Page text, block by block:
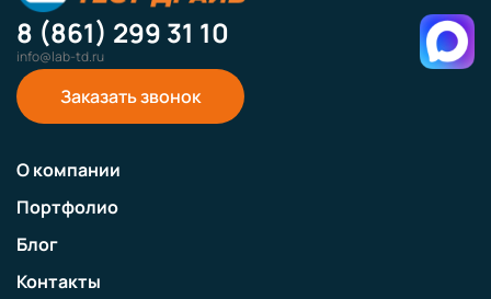
8 (861) 299 31 10
info@lab-td.ru
Заказать звонок
О компании
Портфолио
Блог
Контакты